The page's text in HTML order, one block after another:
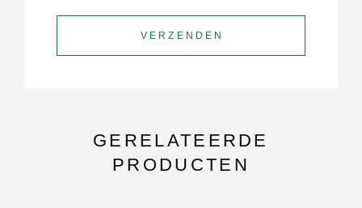
GERELATEERDE
PRODUCTEN